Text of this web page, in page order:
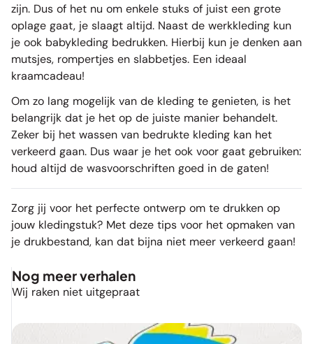
zijn. Dus of het nu om enkele stuks of juist een grote
oplage gaat, je slaagt altijd. Naast de werkkleding kun
je ook babykleding bedrukken. Hierbij kun je denken aan
mutsjes, rompertjes en slabbetjes. Een ideaal
kraamcadeau!
Om zo lang mogelijk van de kleding te genieten, is het
belangrijk dat je het op de juiste manier behandelt.
Zeker bij het wassen van bedrukte kleding kan het
verkeerd gaan. Dus waar je het ook voor gaat gebruiken:
houd altijd de wasvoorschriften goed in de gaten!
Zorg jij voor het perfecte ontwerp om te drukken op
jouw kledingstuk? Met deze tips voor het opmaken van
je drukbestand, kan dat bijna niet meer verkeerd gaan!
Nog meer verhalen
Wij raken niet uitgepraat